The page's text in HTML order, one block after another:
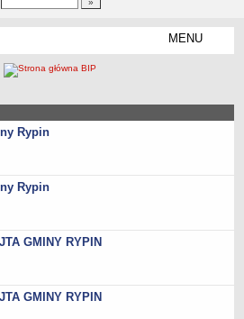
MENU
Rypin
Rypin
GMINY RYPIN
GMINY RYPIN